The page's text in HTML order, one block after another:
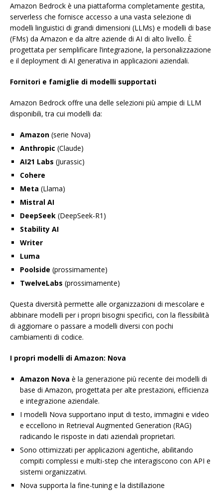
Amazon Bedrock è una piattaforma completamente gestita,
serverless che fornisce accesso a una vasta selezione di
modelli linguistici di grandi dimensioni (LLMs) e modelli di base
(FMs) da Amazon e da altre aziende di AI di alto livello. È
progettata per semplificare l’integrazione, la personalizzazione
e il deployment di AI generativa in applicazioni aziendali.
Fornitori e famiglie di modelli supportati
Amazon Bedrock offre una delle selezioni più ampie di LLM
disponibili, tra cui modelli da:
Amazon (serie Nova)
Anthropic (Claude)
AI21 Labs (Jurassic)
Cohere
Meta (Llama)
Mistral AI
DeepSeek (DeepSeek-R1)
Stability AI
Writer
Luma
Poolside (prossimamente)
TwelveLabs (prossimamente)
Questa diversità permette alle organizzazioni di mescolare e
abbinare modelli per i propri bisogni specifici, con la flessibilità
di aggiornare o passare a modelli diversi con pochi
cambiamenti di codice.
I propri modelli di Amazon: Nova
Amazon Nova è la generazione più recente dei modelli di
base di Amazon, progettata per alte prestazioni, efficienza
e integrazione aziendale.
I modelli Nova supportano input di testo, immagini e video
e eccellono in Retrieval Augmented Generation (RAG)
radicando le risposte in dati aziendali proprietari.
Sono ottimizzati per applicazioni agentiche, abilitando
compiti complessi e multi-step che interagiscono con API e
sistemi organizzativi.
Nova supporta la fine-tuning e la distillazione